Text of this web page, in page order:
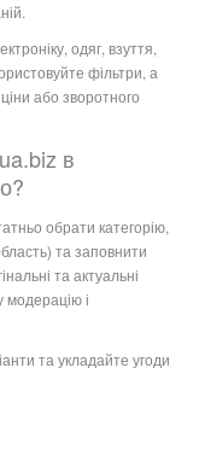
одяг, взуття,
фільтри, а
або зворотного
в
обрати категорію,
та заповнити
та актуальні
і
та укладайте угоди